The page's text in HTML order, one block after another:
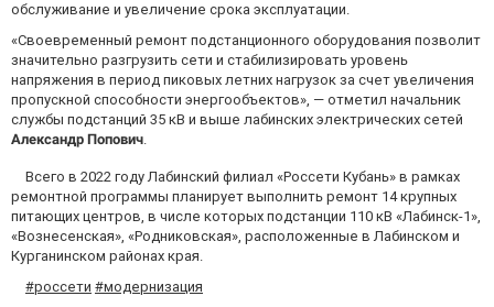
обслуживание и увеличение срока эксплуатации.
«Своевременный ремонт подстанционного оборудования позволит
значительно разгрузить сети и стабилизировать уровень
напряжения в период пиковых летних нагрузок за счет увеличения
пропускной способности энергообъектов», — отметил начальник
службы подстанций 35 кВ и выше лабинских электрических сетей
Александр Попович.
Всего в 2022 году Лабинский филиал «Россети Кубань» в рамках
ремонтной программы планирует выполнить ремонт 14 крупных
питающих центров, в числе которых подстанции 110 кВ «Лабинск-1»,
«Вознесенская», «Родниковская», расположенные в Лабинском и
Курганинском районах края.
#россети #модернизация